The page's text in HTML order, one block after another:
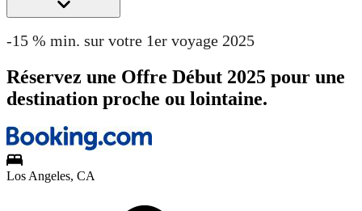
-15 % min. sur votre 1er voyage 2025
Réservez une Offre Début 2025 pour une
destination proche ou lointaine.
Los Angeles, CA